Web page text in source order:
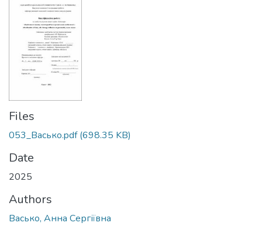
Files
053_Васько.pdf(698.35 KB)
Date
2025
Authors
Васько, Анна Сергіївна